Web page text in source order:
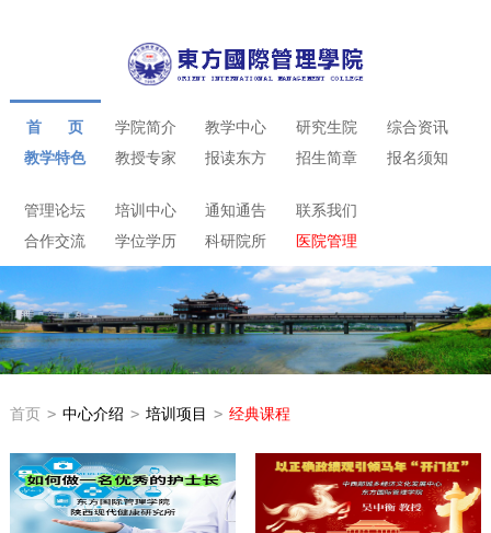
首 页
教学特色
学院简介
教授专家
教学中心
报读东方
研究生院
招生简章
综合资讯
报名须知
管理论坛
合作交流
培训中心
学位学历
通知通告
科研院所
联系我们
医院管理
首页 > 中心介绍 > 培训项目 > 经典课程